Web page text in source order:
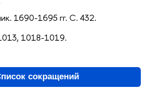
1690-1695 гг. С. 432.
1018-1019.
сокращений